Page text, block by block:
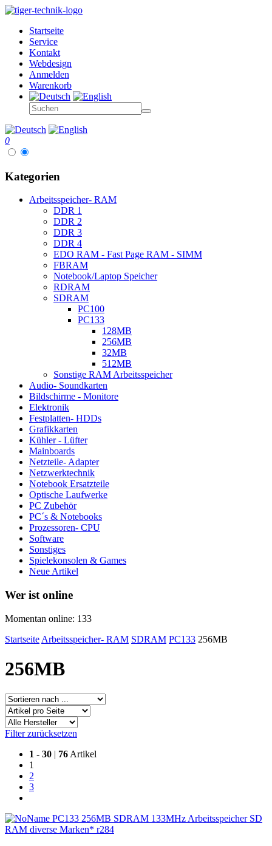
Startseite
Service
Kontakt
Webdesign
Anmelden
Warenkorb
0
Kategorien
Arbeitsspeicher- RAM
DDR 1
DDR 2
DDR 3
DDR 4
EDO RAM - Fast Page RAM - SIMM
FBRAM
Notebook/Laptop Speicher
RDRAM
SDRAM
PC100
PC133
128MB
256MB
32MB
512MB
Sonstige RAM Arbeitsspeicher
Audio- Soundkarten
Bildschirme - Monitore
Elektronik
Festplatten- HDDs
Grafikkarten
Kühler - Lüfter
Mainboards
Netzteile- Adapter
Netzwerktechnik
Notebook Ersatzteile
Optische Laufwerke
PC Zubehör
PC´s & Notebooks
Prozessoren- CPU
Software
Sonstiges
Spielekonsolen & Games
Neue Artikel
Wer ist online
Momentan online: 133
Startseite Arbeitsspeicher- RAM SDRAM PC133 256MB
256MB
Filter zurücksetzen
1 - 30 | 76 Artikel
1
2
3